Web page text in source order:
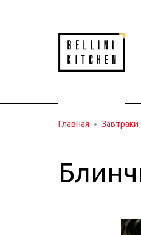
Главная Завтраки